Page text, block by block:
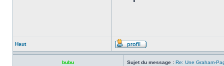
Haut
bubu Sujet du message : Re: Une Graham-